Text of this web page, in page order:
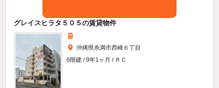
グレイスヒラタ５０５の賃貸物件
沖縄県糸満市西崎６丁目
6階建 / 9年1ヶ月 / ＲＣ